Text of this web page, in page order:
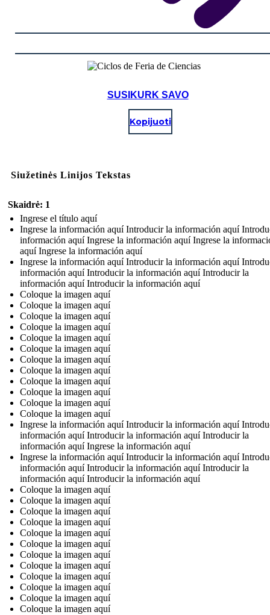
SUSIKURK SAVO
Kopijuoti
Siužetinės Linijos Tekstas
Skaidrė: 1
Ingrese el título aquí
Ingrese la información aquí Introducir la información aquí
información aquí Ingrese la información aquí Ingrese la
aquí Ingrese la información aquí
Ingrese la información aquí Introducir la información aquí
información aquí Introducir la información aquí Introducir la
información aquí Introducir la información aquí
Coloque la imagen aquí
Coloque la imagen aquí
Coloque la imagen aquí
Coloque la imagen aquí
Coloque la imagen aquí
Coloque la imagen aquí
Coloque la imagen aquí
Coloque la imagen aquí
Coloque la imagen aquí
Coloque la imagen aquí
Coloque la imagen aquí
Coloque la imagen aquí
Ingrese la información aquí Introducir la información aquí
información aquí Introducir la información aquí Introducir la
información aquí Ingrese la información aquí
Ingrese la información aquí Introducir la información aquí
información aquí Introducir la información aquí Introducir la
información aquí Introducir la información aquí
Coloque la imagen aquí
Coloque la imagen aquí
Coloque la imagen aquí
Coloque la imagen aquí
Coloque la imagen aquí
Coloque la imagen aquí
Coloque la imagen aquí
Coloque la imagen aquí
Coloque la imagen aquí
Coloque la imagen aquí
Coloque la imagen aquí
Coloque la imagen aquí